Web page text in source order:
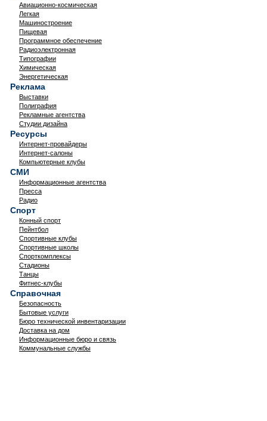
Авиационно-космическая
Легкая
Машиностроение
Пищевая
Программное обеспечение
Радиоэлектронная
Типографии
Химическая
Энергетическая
Реклама
Выставки
Полиграфия
Рекламные агентства
Студии дизайна
Ресурсы
Интернет-провайдеры
Интернет-салоны
Компьютерные клубы
СМИ
Информационные агентства
Пресса
Радио
Спорт
Конный спорт
Пейнтбол
Спортивные клубы
Спортивные школы
Спорткомплексы
Стадионы
Танцы
Фитнес-клубы
Справочная
Безопасность
Бытовые услуги
Бюро технической инвентаризации
Доставка на дом
Информационные бюро и связь
Коммунальные службы